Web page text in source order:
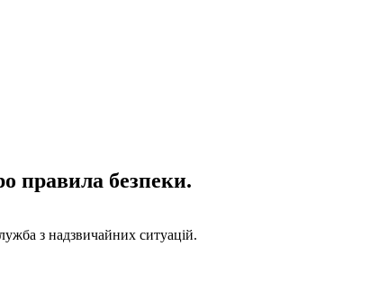
правила безпеки.
з надзвичайних ситуацій.